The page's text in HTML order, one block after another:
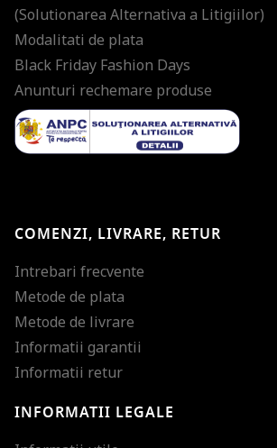
(Solutionarea Alternativa a Litigiilor)
Modalitati de plata
Black Friday Fashion Days
Anunturi rechemare produse
COMENZI, LIVRARE, RETUR
Intrebari frecvente
Metode de plata
Metode de livrare
Informatii garantii
Informatii retur
INFORMATII LEGALE